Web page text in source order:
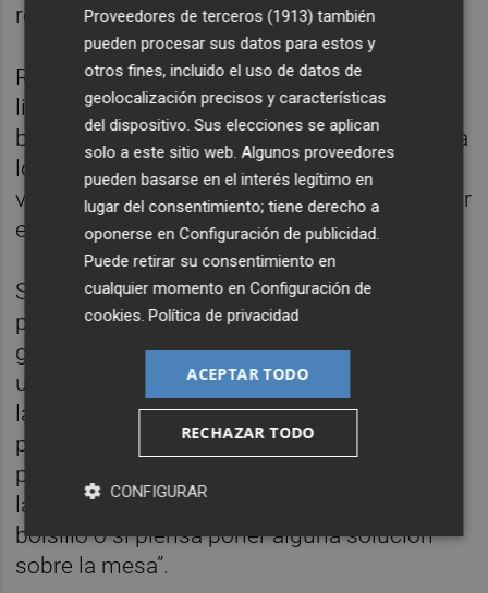
recrudecida”.
Rafa Simó ha achacado los problemas de
liquidez de la administración valenciana a la
bajada masiva y sin justificar de impuestos a
los más ricos, una medida que, “como ya
vemos, está teniendo un impacto devastador
en los servicios públicos”.
Simó ha remarcado que “estamos ante las
primeras consecuencias de la nefasta
gestión de Mazón” y ha exigido “soluciones
urgentes” a una situación “grave” que tiene a
la Generalitat “en un colapso sin
precedentes”. El diputado socialista se ha
preguntado si el presidente del PP “pagará
las nóminas y ayudas pendientes de su
bolsillo o si piensa poner alguna solución
sobre la mesa”.
Proveedores de terceros (1913) también
pueden procesar sus datos para estos y
otros fines, incluido el uso de datos de
geolocalización precisos y características
del dispositivo. Sus elecciones se aplican
solo a este sitio web. Algunos proveedores
pueden basarse en el interés legítimo en
lugar del consentimiento; tiene derecho a
oponerse enConfiguración de publicidad.
Puede retirar su consentimiento en
cualquier momento enConfiguración de
cookies.Política de privacidad
ACEPTAR TODO
RECHAZAR TODO
CONFIGURAR